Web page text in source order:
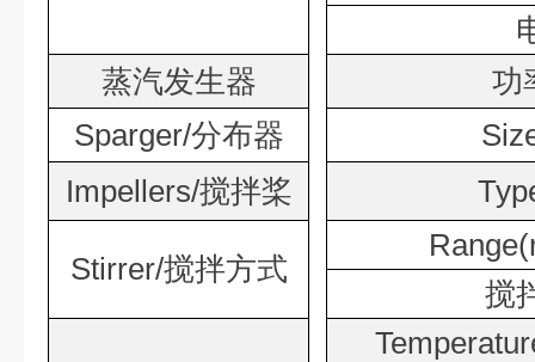
蒸汽发生器
功
Sparger/分布器
Impellers/搅拌桨
Stirrer/搅拌方式
搅